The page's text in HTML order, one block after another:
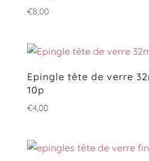
€8,00
Epingle tête de verre
10p
€4,00